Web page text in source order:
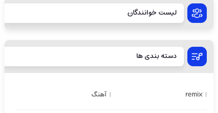
لیست خوانندگان
دسته بندی ها
remix آهنگ